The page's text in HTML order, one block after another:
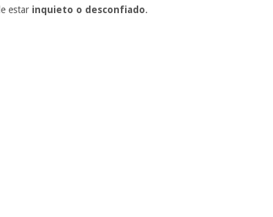
estar inquieto o desconfiado.